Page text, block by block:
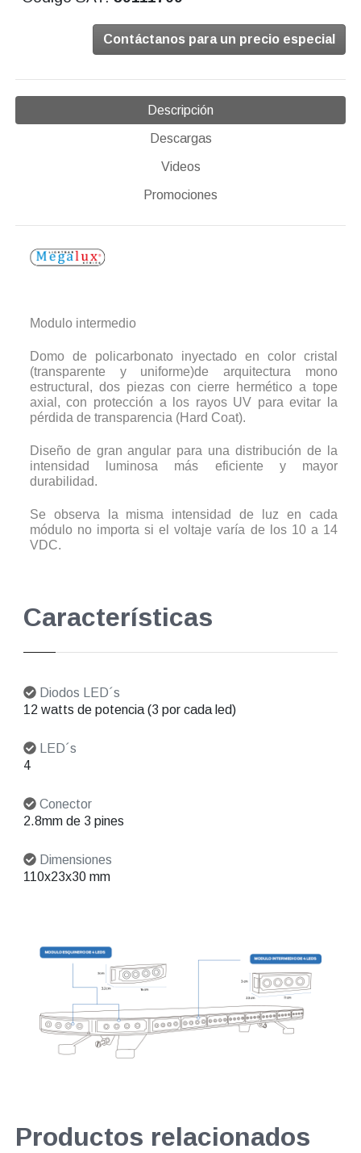
Contáctanos para un precio especial
Descripción
Descargas
Videos
Promociones
Modulo intermedio
Domo de policarbonato inyectado en color cristal
(transparente y uniforme)de arquitectura mono
estructural, dos piezas con cierre hermético a tope
axial, con protección a los rayos UV para evitar la
pérdida de transparencia (Hard Coat).
Diseño de gran angular para una distribución de la
intensidad luminosa más eficiente y mayor
durabilidad.
Se observa la misma intensidad de luz en cada
módulo no importa si el voltaje varía de los 10 a 14
VDC.
Características
Diodos LED´s
12 watts de potencia (3 por cada led)
LED´s
4
Conector
2.8mm de 3 pines
Dimensiones
110x23x30 mm
Productos relacionados